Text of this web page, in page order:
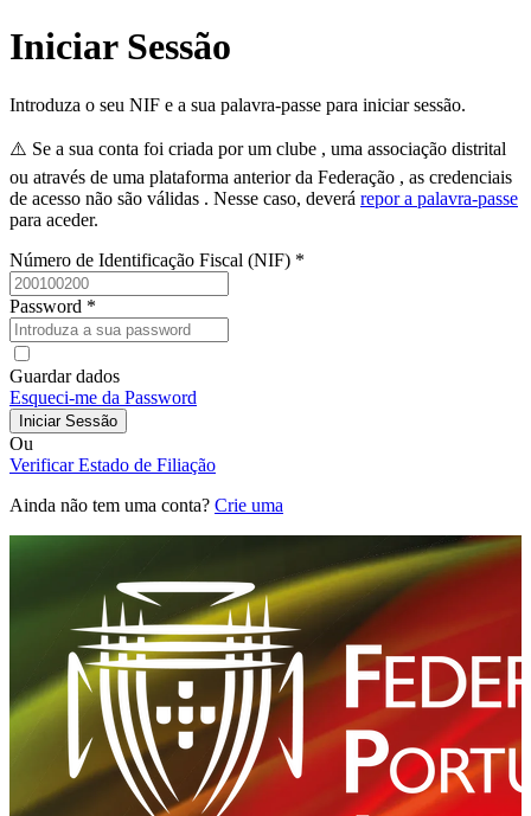
Iniciar Sessão
Introduza o seu NIF e a sua palavra-passe para iniciar sessão.
⚠️ Se a sua conta foi criada por um clube , uma associação distrital
ou através de uma plataforma anterior da Federação , as credenciais
de acesso não são válidas . Nesse caso, deverá repor a palavra-passe
para aceder.
Número de Identificação Fiscal (NIF) *
Password *
Guardar dados
Esqueci-me da Password
Iniciar Sessão
Ou
Verificar Estado de Filiação
Ainda não tem uma conta? Crie uma